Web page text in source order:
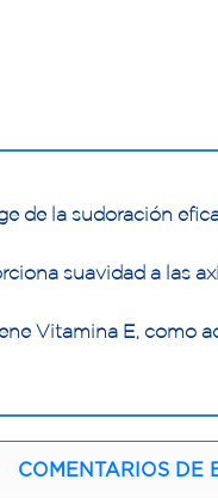
de la sudoración
suavidad a las
Vitamina E, como
COMENTARIOS DE